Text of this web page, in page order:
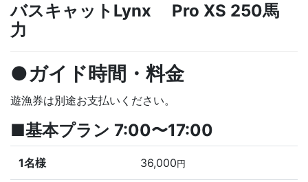
バスキャットLynx Pro XS 250馬
力
●ガイド時間・料金
遊漁券は別途お支払いください。
■基本プラン 7:00〜17:00
1名様 36,000 円